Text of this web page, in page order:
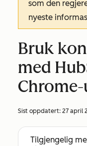
som den
nyeste
Bruk
med
Sist oppdatert: 27 april
Tilgjengelig